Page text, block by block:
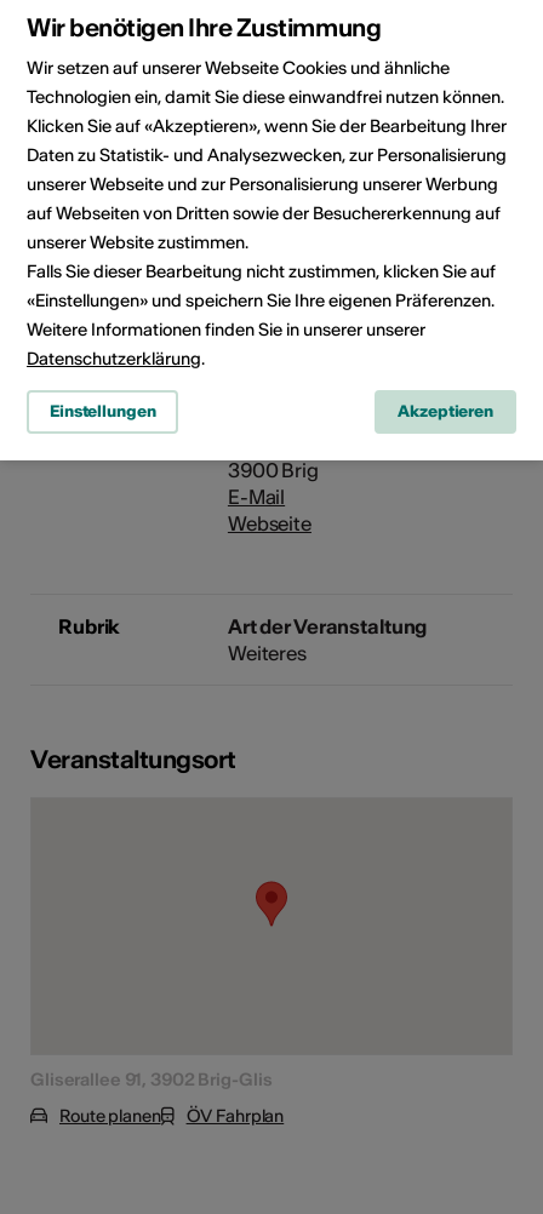
3902 Brig-Glis
Öffnungszeiten
der
Infrastruktur
gemäss
Veranstaltungskalender oder
nach Absprache
Veranstalter
Kulturförderung
Stadtgemeinde Brig-Glis
Alte Simplonstr. 28
3900 Brig
Webseite
Kulturkommission der
Stadtgemeinde Brig-Glis
3900 Brig
E-Mail
Webseite
Rubrik
Art der Veranstaltung
Weiteres
Veranstaltungsort
Gliserallee 91, 3902 Brig-Glis
Route planen
ÖV Fahrplan
Wir benötigen Ihre Zustimmung
Wir setzen auf unserer Webseite Cookies und ähnliche
Technologien ein, damit Sie diese einwandfrei nutzen können.
Klicken Sie auf «Akzeptieren», wenn Sie der Bearbeitung Ihrer
Daten zu Statistik- und Analysezwecken, zur Personalisierung
unserer Webseite und zur Personalisierung unserer Werbung
auf Webseiten von Dritten sowie der Besuchererkennung auf
unserer Website zustimmen.
Falls Sie dieser Bearbeitung nicht zustimmen, klicken Sie auf
«Einstellungen» und speichern Sie Ihre eigenen Präferenzen.
Weitere Informationen finden Sie in unserer unserer
Datenschutzerklärung.
Einstellungen Akzeptieren